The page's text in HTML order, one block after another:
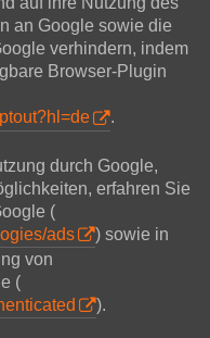
an Google sowie die
verhindern, indem
Browser-Plugin
.
durch Google,
erfahren Sie
(
ads
) sowie in
von
(
).